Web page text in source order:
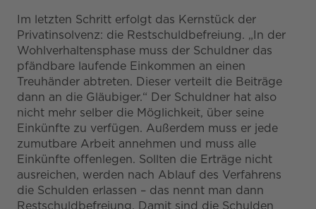
Im letzten Schritt erfolgt das Kernstück der
Privatinsolvenz: die Restschuldbefreiung. „In der
Wohlverhaltensphase muss der Schuldner das
pfändbare laufende Einkommen an einen
Treuhänder abtreten. Dieser verteilt die Beiträge
dann an die Gläubiger.“ Der Schuldner hat also
nicht mehr selber die Möglichkeit, über seine
Einkünfte zu verfügen. Außerdem muss er jede
zumutbare Arbeit annehmen und muss alle
Einkünfte offenlegen. Sollten die Erträge nicht
ausreichen, werden nach Ablauf des Verfahrens
die Schulden erlassen – das nennt man dann
Restschuldbefreiung. Damit sind die Schulden